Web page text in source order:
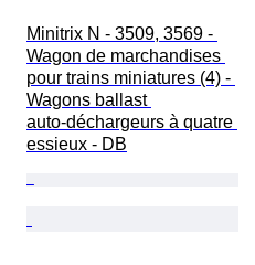
Minitrix N - 3509, 3569 -
Wagon de marchandises
pour trains miniatures (4) -
Wagons ballast
auto‑déchargeurs à quatre
essieux - DB